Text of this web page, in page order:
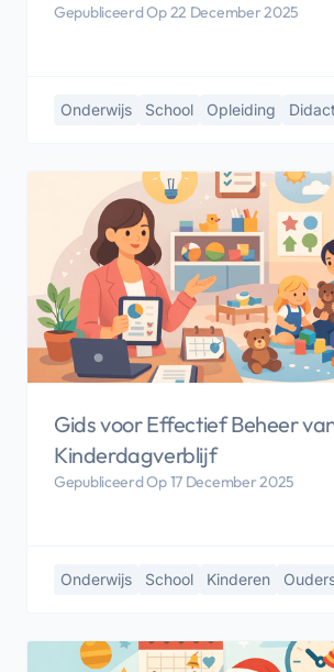
Gepubliceerd Op 22 December 2025
Onderwijs School Opleiding
Gids voor Effectief Beheer
Kinderdagverblijf
Gepubliceerd Op 17 December 2025
Onderwijs School Kinderen